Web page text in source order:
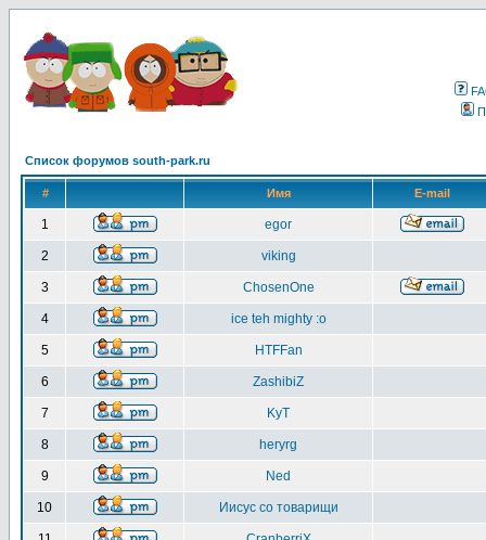
Список форумов south-park.ru
# Имя E-mail
1 egor
2 viking
3 ChosenOne
4 ice teh mighty :o
5 HTFFan
6 ZashibiZ
7 KyT
8 heryrg
9 Ned
10 Иисус со товарищи